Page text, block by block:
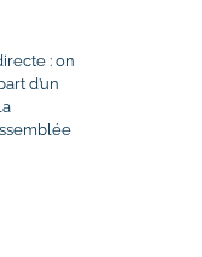
: on
d’un